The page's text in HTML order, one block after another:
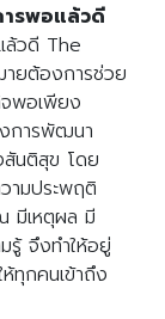
ารพอแล้วดี
ล้วดี The
ยต้องการช่วย
พอเพียง
การพัฒนา
นติสุข โดย
ามประพฤติ
มีเหตุผล มี
รู้จึงทำให้อยู่
ทุกคนเข้าถึง